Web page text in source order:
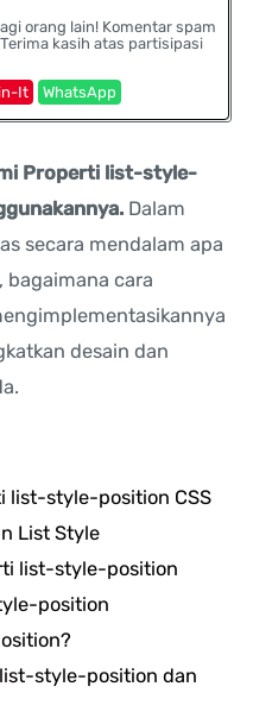
orang lain! Komentar spam
kasih atas partisipasi
It WhatsApp
Properti list-style-
Dalam
secara mendalam apa
, bagaimana cara
desain dan
list-style-position CSS
List Style
list-style-position
position
style-position dan